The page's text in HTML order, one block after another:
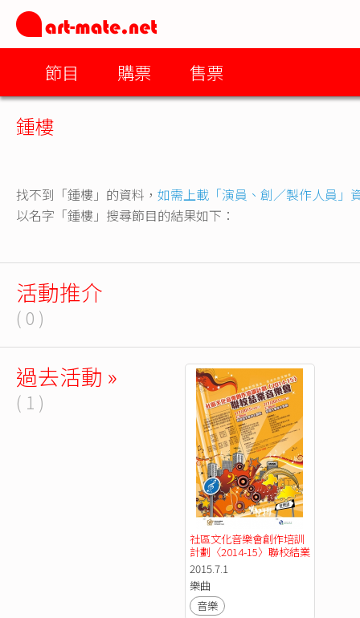
節目 購票 售票
鍾樓
找不到「鍾樓」的資料， 如需上載「演員、創／製作人員」
以名字「鍾樓」搜尋節目的結果如下：
活動推介
( 0 )
過去活動 »
( 1 )
社區文化音樂會創作培訓
計劃〈2014-15〉聯校結業
音樂會 (7/1)
2015.7.1
樂曲
音樂